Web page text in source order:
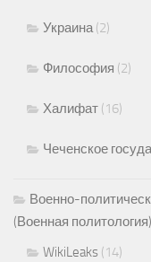
Украина(2)
Философия (2)
Халифат (16)
Чеченское
Военно-
(Военная политология)
WikiLeaks (14)